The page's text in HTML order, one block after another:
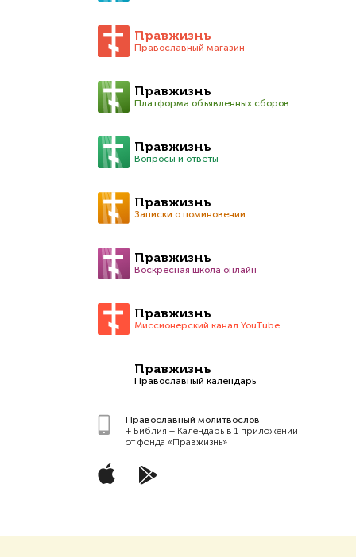
Правжизнь
Православный магазин
Правжизнь
Платформа объявленных сборов
Правжизнь
Вопросы и ответы
Правжизнь
Записки о поминовении
Правжизнь
Воскресная школа онлайн
Правжизнь
Миссионерский канал YouTube
Правжизнь
Православный календарь
Православный молитвослов
+ Библия + Календарь в 1 приложении
от фонда «Правжизнь»